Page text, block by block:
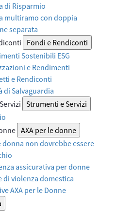
di Risparmio
multiramo con doppia
separata
Fondi e Rendiconti
Sostenibili ESG
e Rendimenti
e Rendiconti
di Salvaguardia
Strumenti e Servizi
AXA per le donne
donna non dovrebbe essere
assicurativa per donne
di violenza domestica
AXA per le Donne